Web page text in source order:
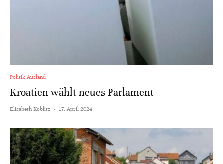
Politik Ausland
Kroatien wählt neues Parlament
Elisabeth Koblitz · 17. April 2024